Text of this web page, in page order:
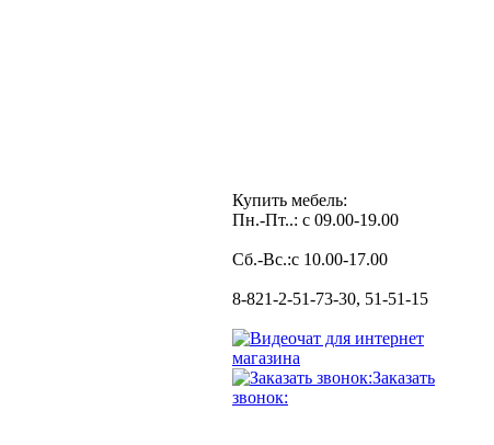
Купить мебель:
Пн.-Пт..: с 09.00-19.00
Сб.-Вс.:с 10.00-17.00
8-821-2-51-73-30, 51-51-15
Заказать
звонок: